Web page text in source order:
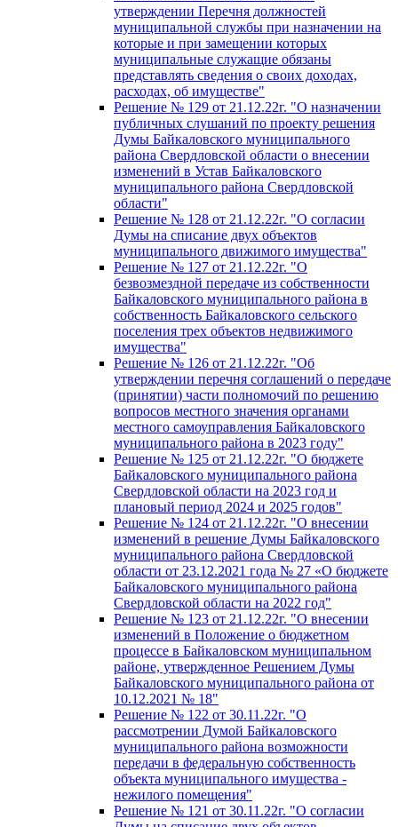
утверждении Перечня должностей
муниципальной службы при назначении на
которые и при замещении которых
муниципальные служащие обязаны
представлять сведения о своих доходах,
расходах, об имуществе"
Решение № 129 от 21.12.22г. "О назначении
публичных слушаний по проекту решения
Думы Байкаловского муниципального
района Свердловской области о внесении
изменений в Устав Байкаловского
муниципального района Свердловской
области"
Решение № 128 от 21.12.22г. "О согласии
Думы на списание двух объектов
муниципального движимого имущества"
Решение № 127 от 21.12.22г. "О
безвозмездной передаче из собственности
Байкаловского муниципального района в
собственность Байкаловского сельского
поселения трех объектов недвижимого
имущества"
Решение № 126 от 21.12.22г. "Об
утверждении перечня соглашений о передаче
(принятии) части полномочий по решению
вопросов местного значения органами
местного самоуправления Байкаловского
муниципального района в 2023 году"
Решение № 125 от 21.12.22г. "О бюджете
Байкаловского муниципального района
Свердловской области на 2023 год и
плановый период 2024 и 2025 годов"
Решение № 124 от 21.12.22г. "О внесении
изменений в решение Думы Байкаловского
муниципального района Свердловской
области от 23.12.2021 года № 27 «О бюджете
Байкаловского муниципального района
Свердловской области на 2022 год"
Решение № 123 от 21.12.22г. "О внесении
изменений в Положение о бюджетном
процессе в Байкаловском муниципальном
районе, утвержденное Решением Думы
Байкаловского муниципального района от
10.12.2021 № 18"
Решение № 122 от 30.11.22г. "О
рассмотрении Думой Байкаловского
муниципального района возможности
передачи в федеральную собственность
объекта муниципального имущества -
нежилого помещения"
Решение № 121 от 30.11.22г. "О согласии